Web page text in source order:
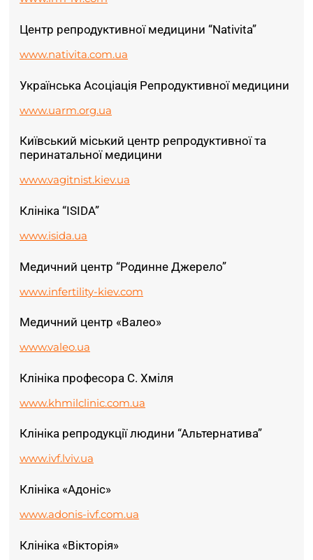
Центр репродуктивної медицини “Nativita”
www.nativita.com.ua
Українська Асоціація Репродуктивної медицини
www.uarm.org.ua
Київський міський центр репродуктивної та
перинатальної медицини
www.vagitnist.kiev.ua
Клініка “ISIDA”
www.isida.ua
Медичний центр “Родинне Джерело”
www.infertility-kiev.com
Медичний центр «Валео»
www.valeo.ua
Клініка професора С. Хміля
www.khmilclinic.com.ua
Клініка репродукції людини “Альтернатива”
www.ivf.lviv.ua
Клініка «Адоніс»
www.adonis-ivf.com.ua
Клініка «Вікторія»